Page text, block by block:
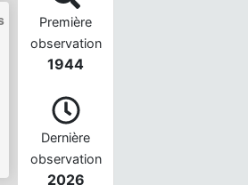
Première
observation
1944
Dernière
observation
2026